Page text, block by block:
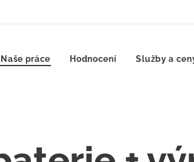
Naše práce Hodnocení Služby a